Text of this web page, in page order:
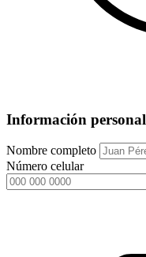
Información personal
Nombre completo
Número celular